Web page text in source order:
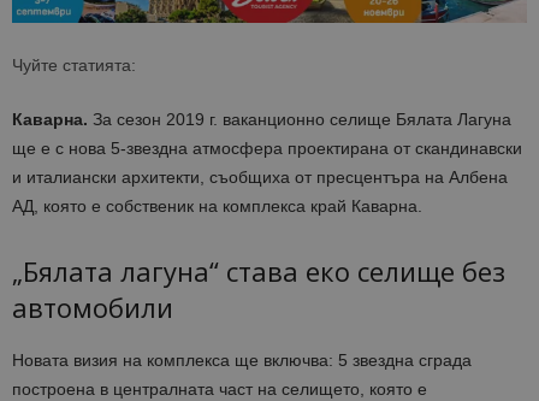
Чуйте статията:
Каварна. За сезон 2019 г. ваканционно селище Бялата Лагуна
ще е с нова 5-звездна атмосфера проектирана от скандинавски
и италиански архитекти, съобщиха от пресцентъра на Албена
АД, която е собственик на комплекса край Каварна.
„Бялата лагуна“ става еко селище без
автомобили
Новата визия на комплекса ще включва: 5 звездна сграда
построена в централната част на селището, която е